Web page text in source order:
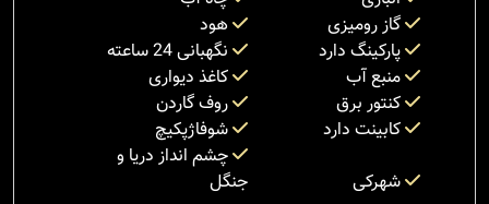
گاز رومیزی
هود
پارکینگ دارد
نگهبانی 24 ساعته
منبع آب
کاغذ دیواری
کنتور برق
روف گاردن
کابینت دارد
شوفاژپکیچ
شهرکی
چشم انداز دریا و
جنگل